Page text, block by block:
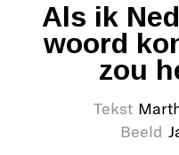
Als ik
woord
zou
Tekst
Beeld